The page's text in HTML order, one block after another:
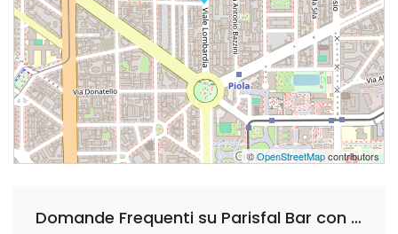
©OpenStreetMapcontributors
Domande Frequenti su Parisfal Bar con Cucina